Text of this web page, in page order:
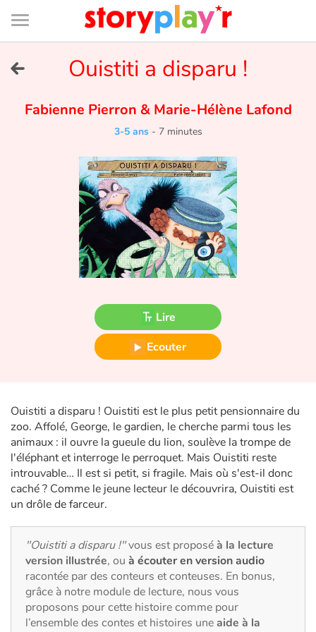
Connexion
Bibliothèque
de
page
Tester gratuitement
Bibliothèque
Fable, mythe, littérature et poésie
Princesses et princes, rois, reines et dragons
Héroïnes et héros
Écologie, nature, saisons
Les animaux
Voyage, épopée, enquête, aventure
Autour du monde
Apprentissage
Ouistiti a disparu !
Fabienne Pierron &Marie-Hélène Lafond
3-5 ans- 7 minutes
Lire
Ecouter
Ouistiti a disparu ! Ouistiti est le plus petit pensionnaire du
zoo. Affolé, George, le gardien, le cherche parmi tous les
animaux : il ouvre la gueule du lion, soulève la trompe de
l'éléphant et interroge le perroquet. Mais Ouistiti reste
introuvable… Il est si petit, si fragile. Mais où s'est-il donc
caché ? Comme le jeune lecteur le découvrira, Ouistiti est
un drôle de farceur.
"Ouistiti a disparu !"vous est proposéà la lecture
version illustrée, ou à écouter en version audio
racontée par des conteurs et conteuses. En bonus,
grâce à notre module de lecture, nous vous
proposons pour cette histoire comme pour
l’ensemble des contes et histoires uneaide à la